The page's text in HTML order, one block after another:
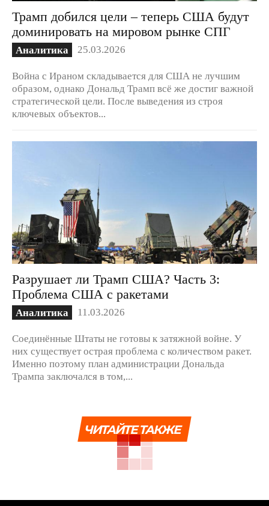
Трамп добился цели – теперь США будут
доминировать на мировом рынке СПГ
Аналитика 25.03.2026
Война с Ираном складывается для США не лучшим
образом, однако Дональд Трамп всё же достиг важной
стратегической цели. После выведения из строя
ключевых объектов...
Разрушает ли Трамп США? Часть 3:
Проблема США с ракетами
Аналитика 11.03.2026
Соединённые Штаты не готовы к затяжной войне. У
них существует острая проблема с количеством ракет.
Именно поэтому план администрации Дональда
Трампа заключался в том,...
ЧИТАЙТЕ ТАКЖЕ